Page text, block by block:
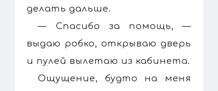
делать дальше.
— Спасибо за помощь, —
выдаю робко, открываю дверь
и пулей вылетаю из кабинета.
Ощущение, будто на меня